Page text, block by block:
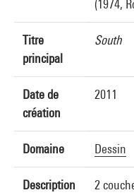
(1974,
Titre
principal
South
Date de
création
2011
Domaine Dessin
Description
2